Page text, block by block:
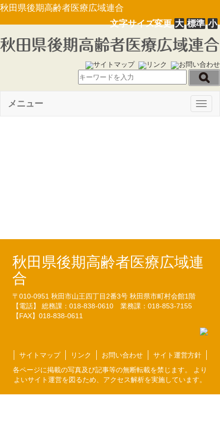
秋田県後期高齢者医療広域連合
文字サイズ変更大 標準 小
サイトマップ リンク お問い合わせ
メニュー
秋田県後期高齢者医療広域連
合
〒010-0951 秋田市山王四丁目2番3号 秋田県市町村会館1階
【電話】 総務課：018-838-0610 業務課：018-853-7155
【FAX】018-838-0611
サイトマップ リンク お問い合わせ
サイト運営方針
各ページに掲載の写真及び記事等の無断転載を禁じます。 より
よいサイト運営を図るため、アクセス解析を実施しています。